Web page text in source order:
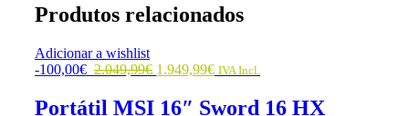
Produtos relacionados
Adicionar a wishlist
-100,00€ 2.049,99€ 1.949,99€ IVA Incl.
Portátil MSI 16″ Sword 16 HX